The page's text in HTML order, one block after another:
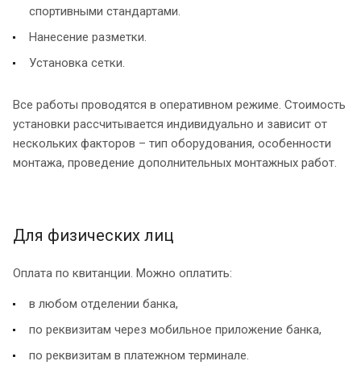
спортивными стандартами.
Нанесение разметки.
Установка сетки.
Все работы проводятся в оперативном режиме. Стоимость
установки рассчитывается индивидуально и зависит от
нескольких факторов – тип оборудования, особенности
монтажа, проведение дополнительных монтажных работ.
Для физических лиц
Оплата по квитанции. Можно оплатить:
в любом отделении банка,
по реквизитам через мобильное приложение банка,
по реквизитам в платежном терминале.